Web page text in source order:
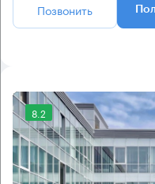
Позвонить
8.2